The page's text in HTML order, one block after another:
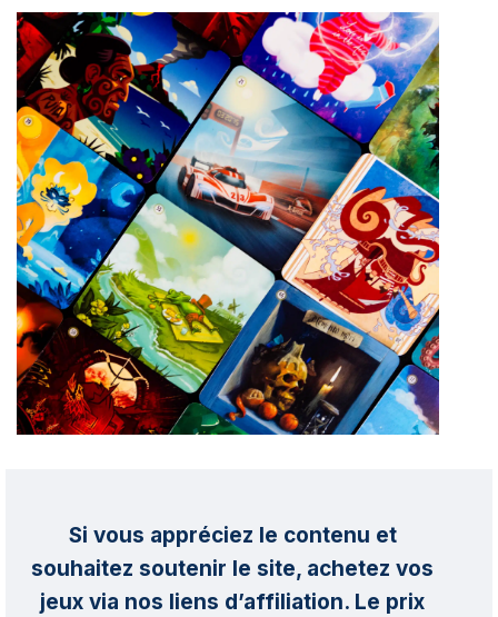
Si vous appréciez le contenu et
souhaitez soutenir le site, achetez vos
jeux via nos liens d’affiliation. Le prix